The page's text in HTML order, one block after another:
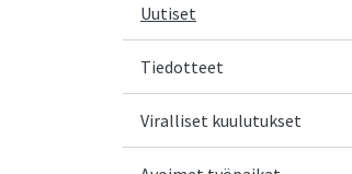
Uutiset
Tiedotteet
Viralliset kuulutukset